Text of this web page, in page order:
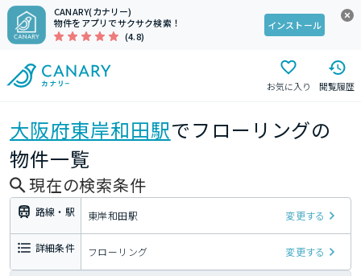
CANARY(カナリー)
物件をアプリでサクサク検索！
(4.8)
インストール
お気に入り 閲覧履歴
大阪府東岸和田駅でフローリングの
物件一覧
現在の検索条件
路線・駅 東岸和田駅 変更する
詳細条件 フローリング 変更する